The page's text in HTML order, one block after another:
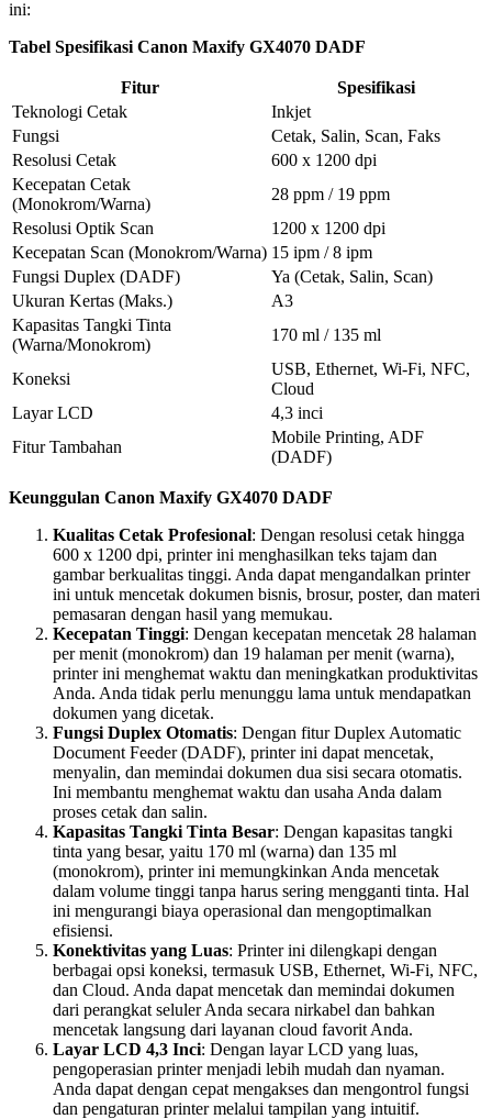
ini:
Tabel Spesifikasi Canon Maxify GX4070 DADF
Fitur
Spesifikasi
Teknologi Cetak
Inkjet
Fungsi
Cetak, Salin, Scan, Faks
Resolusi Cetak
600 x 1200 dpi
Kecepatan Cetak
(Monokrom/Warna)
28 ppm / 19 ppm
Resolusi Optik Scan
1200 x 1200 dpi
Kecepatan Scan (Monokrom/Warna) 15 ipm / 8 ipm
Fungsi Duplex (DADF)
Ya (Cetak, Salin, Scan)
Ukuran Kertas (Maks.)
A3
Kapasitas Tangki Tinta
(Warna/Monokrom)
170 ml / 135 ml
Koneksi
USB, Ethernet, Wi-Fi, NFC,
Cloud
Layar LCD
4,3 inci
Fitur Tambahan
Mobile Printing, ADF
(DADF)
Keunggulan Canon Maxify GX4070 DADF
Kualitas Cetak Profesional: Dengan resolusi cetak hingga
600 x 1200 dpi, printer ini menghasilkan teks tajam dan
gambar berkualitas tinggi. Anda dapat mengandalkan printer
ini untuk mencetak dokumen bisnis, brosur, poster, dan materi
pemasaran dengan hasil yang memukau.
Kecepatan Tinggi: Dengan kecepatan mencetak 28 halaman
per menit (monokrom) dan 19 halaman per menit (warna),
printer ini menghemat waktu dan meningkatkan produktivitas
Anda. Anda tidak perlu menunggu lama untuk mendapatkan
dokumen yang dicetak.
Fungsi Duplex Otomatis: Dengan fitur Duplex Automatic
Document Feeder (DADF), printer ini dapat mencetak,
menyalin, dan memindai dokumen dua sisi secara otomatis.
Ini membantu menghemat waktu dan usaha Anda dalam
proses cetak dan salin.
Kapasitas Tangki Tinta Besar: Dengan kapasitas tangki
tinta yang besar, yaitu 170 ml (warna) dan 135 ml
(monokrom), printer ini memungkinkan Anda mencetak
dalam volume tinggi tanpa harus sering mengganti tinta. Hal
ini mengurangi biaya operasional dan mengoptimalkan
efisiensi.
Konektivitas yang Luas: Printer ini dilengkapi dengan
berbagai opsi koneksi, termasuk USB, Ethernet, Wi-Fi, NFC,
dan Cloud. Anda dapat mencetak dan memindai dokumen
dari perangkat seluler Anda secara nirkabel dan bahkan
mencetak langsung dari layanan cloud favorit Anda.
Layar LCD 4,3 Inci: Dengan layar LCD yang luas,
pengoperasian printer menjadi lebih mudah dan nyaman.
Anda dapat dengan cepat mengakses dan mengontrol fungsi
dan pengaturan printer melalui tampilan yang intuitif.